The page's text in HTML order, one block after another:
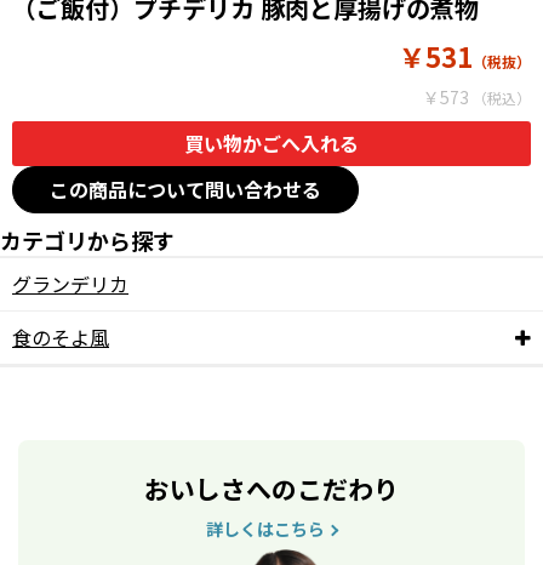
（ご飯付）プチデリカ 豚肉と厚揚げの煮物
￥573
￥531
この商品について問い合わせる
カテゴリから探す
グランデリカ
食のそよ風
おいしさへのこだわり
詳しくはこちら